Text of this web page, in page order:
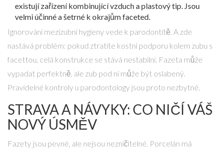
existují zařízení kombinující vzduch a plastový tip. Jsou
velmi účinné a šetrné k okrajům faceted.
Ignorování mezizubní hygieny vede k parodontitě. A zde
nastává problém: pokud ztratíte kostní podporu kolem zubu s
facettou, celá konstrukce se stává nestabilní. Fazeta může
vypadat perfektně, ale zub pod ní může být oslabený.
Pravidelné kontroly u parodontology jsou proto nezbytné.
STRAVA A NÁVYKY: CO NIČÍ VÁŠ
NOVÝ ÚSMĚV
Fazety jsou pevné, ale nejsou nezničitelné. Porcelán má